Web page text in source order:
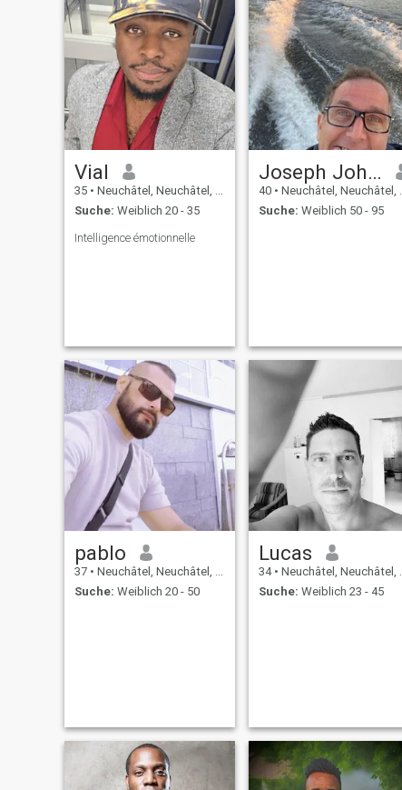
Vial
35 • Neuchâtel, Neuchâtel, Schweiz
Suche: Weiblich 20 - 35
Intelligence émotionnelle
Joseph John Morris
40 • Neuchâtel, Neuchâtel, Schweiz
Suche: Weiblich 50 - 95
pablo
37 • Neuchâtel, Neuchâtel, Schweiz
Suche: Weiblich 20 - 50
Lucas
34 • Neuchâtel, Neuchâtel, Schweiz
Suche: Weiblich 23 - 45